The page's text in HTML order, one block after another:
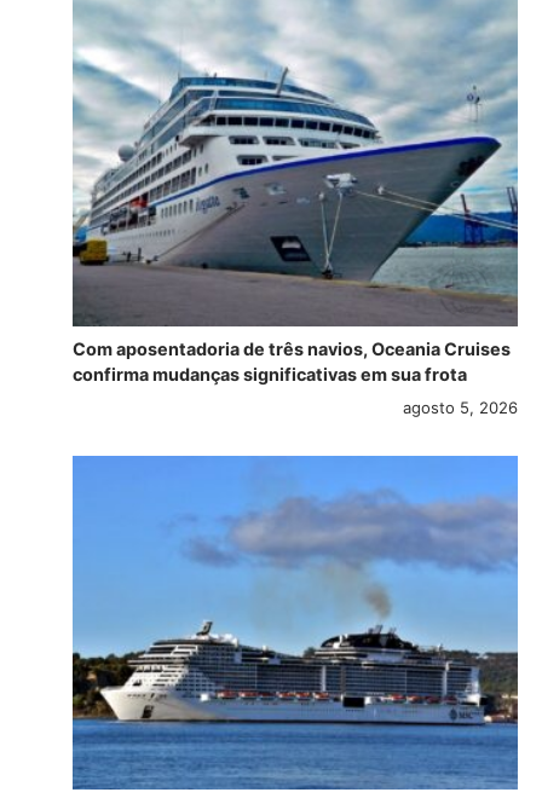
Com aposentadoria de três navios, Oceania Cruises
confirma mudanças significativas em sua frota
agosto 5, 2026